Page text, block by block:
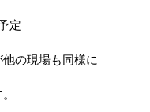
定
の現場も同様に